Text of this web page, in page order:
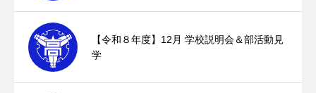
【令和８年度】12月 学校説明会＆部活動見
学